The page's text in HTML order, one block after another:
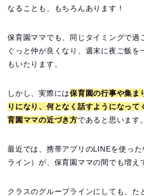
なることも、もちろんあります！
保育園ママでも、同じタイミングで過
ぐっと仲が良くなり、週末に夜ご飯を
もいたります。
しかし、実際には保育園の行事や集ま
りになり、何となく話すようになって
育園ママの近づき方であると思います。
最近では、携帯アプリのLINEを使っ
ライン）が、保育園ママの間でも増え
クラスのグループラインにしても、た